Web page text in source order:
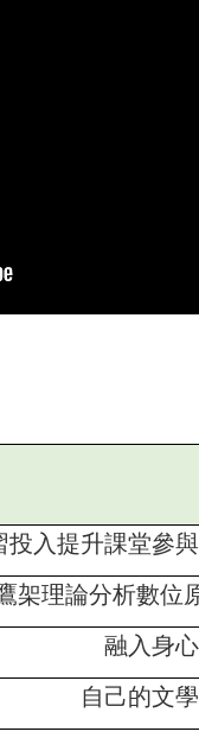
投入提升課堂參
架理論分析數位
融入身
自己的文